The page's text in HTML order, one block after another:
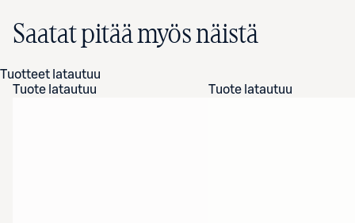
Saatat pitää myös näistä
Tuotteet latautuu
Tuote latautuu
Tuote latautuu